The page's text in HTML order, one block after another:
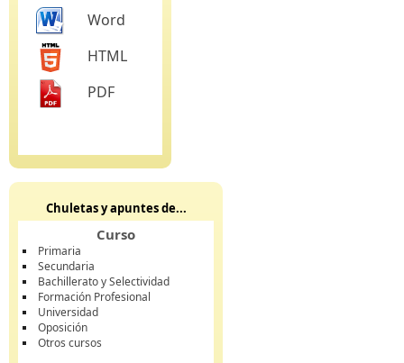
Word
HTML
PDF
Chuletas y apuntes de...
Curso
Primaria
Secundaria
Bachillerato y Selectividad
Formación Profesional
Universidad
Oposición
Otros cursos